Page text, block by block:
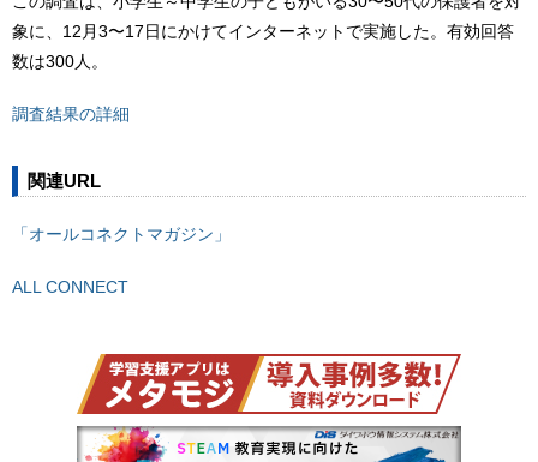
象に、12月3〜17日にかけてインターネットで実施した。有効回答
数は300人。
調査結果の詳細
関連URL
「オールコネクトマガジン」
ALL CONNECT